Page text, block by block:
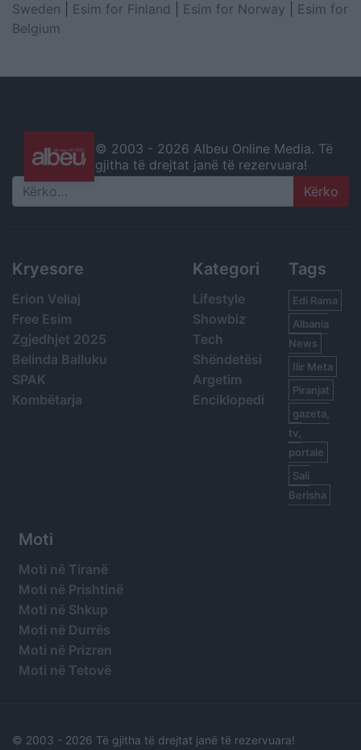
Sweden
Esim for Finland Esim for Norway
Esim for
Belgium
© 2003 - 2026 Albeu Online Media. Të
gjitha të drejtat janë të rezervuara!
Search
Kryesore
Erion Veliaj
Free Esim
Zgjedhjet 2025
Belinda Balluku
SPAK
Kombëtarja
Kategori
Lifestyle
Showbiz
Tech
Shëndetësi
Argetim
Enciklopedi
Tags
Edi Rama
Albania
News
Ilir Meta
Piranjat
gazeta,
tv,
portale
Sali
Berisha
Moti
Moti në Tiranë
Moti në Prishtinë
Moti në Shkup
Moti në Durrës
Moti në Prizren
Moti në Tetovë
© 2003 - 2026 Të gjitha të drejtat janë të rezervuara!